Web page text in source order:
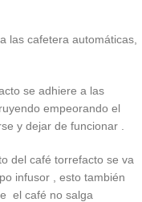
las cafetera automáticas,
se adhiere a las
empeorando el
y dejar de funcionar .
del café torrefacto se va
infusor , esto también
el café no salga